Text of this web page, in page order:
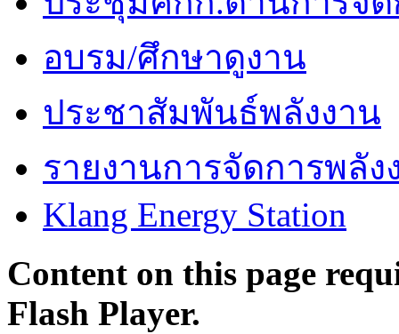
อบรม/ศึกษาดูงาน
ประชาสัมพันธ์พลังงาน
รายงานการจัดการพลัง
Klang Energy Station
Content on this page
Flash Player.